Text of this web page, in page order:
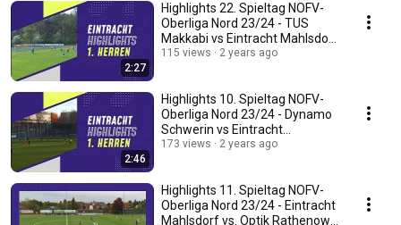
2:27
Highlights 22. Spieltag NOFV-
Oberliga Nord 23/24 - TUS
Makkabi vs Eintracht Mahlsdorf
(07.04.24)
115 views 2 years ago
2:46
Highlights 10. Spieltag NOFV-
Oberliga Nord 23/24 - Dynamo
Schwerin vs Eintracht
Mahlsdorf (27.01.24)
173 views 2 years ago
Highlights 11. Spieltag NOFV-
Oberliga Nord 23/24 - Eintracht
Mahlsdorf vs. Optik Rathenow